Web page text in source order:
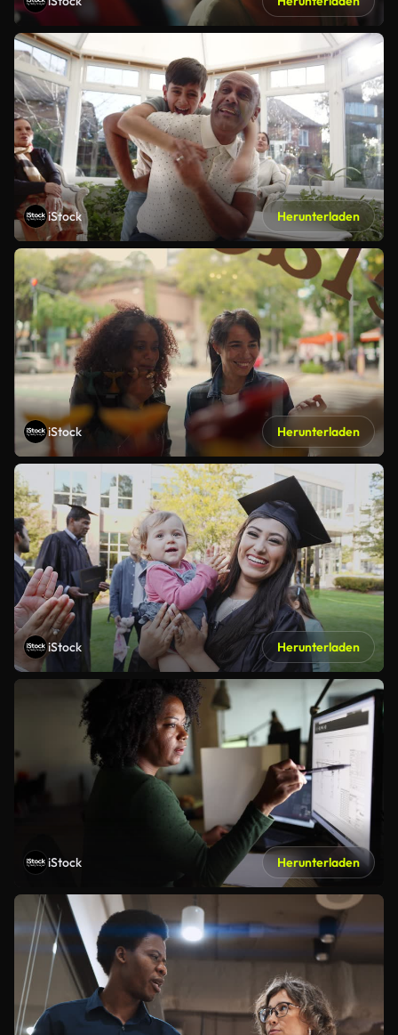
iStock Herunterladen
iStock Herunterladen
iStock Herunterladen
iStock Herunterladen